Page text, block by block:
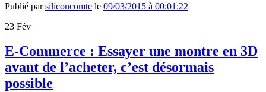
Publié parsiliconcomte le 09/03/2015 à 00:01:22
23 Fév
E-Commerce : Essayer une montre en 3D
avant de l’acheter, c’est désormais
possible